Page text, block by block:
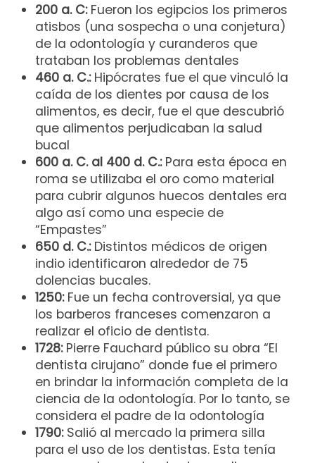
200 a. C: Fueron los egipcios los primeros
atisbos (una sospecha o una conjetura)
de la odontología y curanderos que
trataban los problemas dentales
460 a. C.: Hipócrates fue el que vinculó la
caída de los dientes por causa de los
alimentos, es decir, fue el que descubrió
que alimentos perjudicaban la salud
bucal
600 a. C. al 400 d. C.: Para esta época en
roma se utilizaba el oro como material
para cubrir algunos huecos dentales era
algo así como una especie de
“Empastes”
650 d. C.: Distintos médicos de origen
indio identificaron alrededor de 75
dolencias bucales.
1250: Fue un fecha controversial, ya que
los barberos franceses comenzaron a
realizar el oficio de dentista.
1728: Pierre Fauchard público su obra “El
dentista cirujano” donde fue el primero
en brindar la información completa de la
ciencia de la odontología. Por lo tanto, se
considera el padre de la odontología
1790: Salió al mercado la primera silla
para el uso de los dentistas. Esta tenía